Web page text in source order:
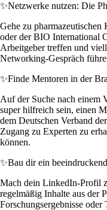
✨Netzwerke nutzen: Die
Gehe zu
oder der BIO International
Arbeitgeber treffen und
Networking-Gespräch
✨Finde Mentoren in der
Auf der Suche nach einem
super hilfreich sein, einen
dem Deutschen Verband
Zugang zu Experten zu
können.
✨Bau dir ein
Mach dein LinkedIn-Profil
regelmäßig Inhalte aus der
Forschungsergebnisse